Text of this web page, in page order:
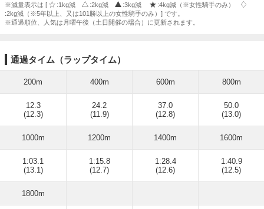
※減量表示は [
:1kg減 :2kg減 :3kg減
:4kg減（※女性騎手のみ）
:2kg減（※5年以上、又は101勝以上の女性騎手のみ）] です。
※通過順位、人気は月曜午後（土日開催の場合）に更新されます。
通過タイム（ラップタイム）
200m 400m 600m 800m
12.3
(12.3)
24.2
(11.9)
37.0
(12.8)
50.0
(13.0)
1000m 1200m 1400m 1600m
1:03.1
(13.1)
1:15.8
(12.7)
1:28.4
(12.6)
1:40.9
(12.5)
1800m